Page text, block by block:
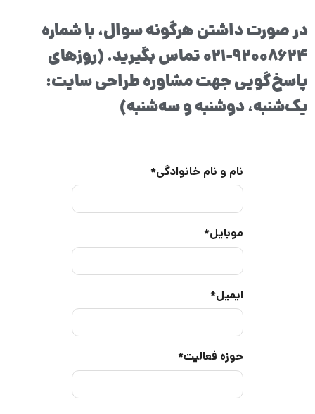
در صورت داشتن هرگونه سوال، با شماره
92008624-021 تماس بگیرید. (روزهای
پاسخ‌گویی جهت مشاوره طراحی سایت:
یک‌شنبه، دوشنبه و سه‌شنبه)
نام و نام خانوادگی*
موبایل*
ایمیل*
حوزه فعالیت*